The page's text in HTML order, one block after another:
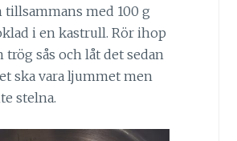
tillsammans med 100 g
i en kastrull. Rör ihop
sås och låt det sedan
ska vara ljummet men
stelna.